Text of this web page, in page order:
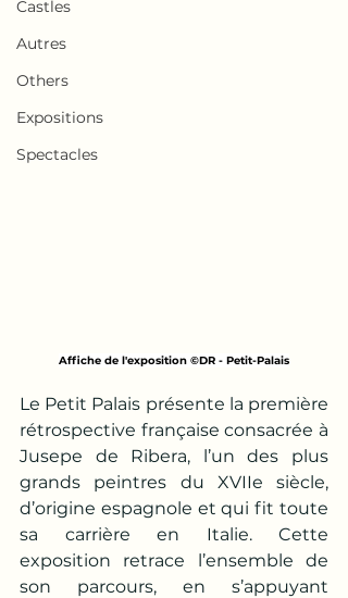
Castles
Autres
Others
Expositions
Spectacles
Affiche de l'exposition ©DR - Petit-Palais
Le Petit Palais présente la première
rétrospective française consacrée à
Jusepe de Ribera, l’un des plus
grands peintres du XVIIe siècle,
d’origine espagnole et qui fit toute
sa carrière en Italie. Cette
exposition retrace l’ensemble de
son parcours, en s’appuyant